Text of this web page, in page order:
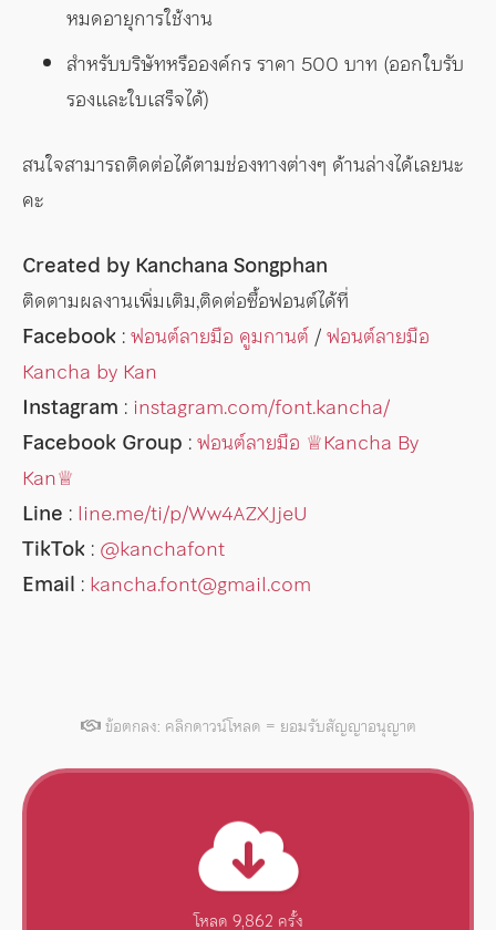
หมดอายุการใช้งาน
สำหรับบริษัทหรือองค์กร ราคา 500 บาท (ออกใบรับ
รองและใบเสร็จได้)
สนใจสามารถติดต่อได้ตามช่องทางต่างๆ ด้านล่างได้เลยนะ
คะ
Created by Kanchana Songphan
ติดตามผลงานเพิ่มเติม,ติดต่อซื้อฟอนต์ได้ที่
Facebook :ฟอนต์ลายมือ คูมกานต์/ฟอนต์ลายมือ
Kancha by Kan
Instagram : instagram.com/font.kancha/
Facebook Group :ฟอนต์ลายมือ ♕︎Kancha By
Kan♕︎
Line : line.me/ti/p/Ww4AZXJjeU
TikTok : @kanchafont
Email : kancha.font@gmail.com
ข้อตกลง: คลิกดาวน์โหลด = ยอมรับสัญญาอนุญาต
โหลด 9,862 ครั้ง